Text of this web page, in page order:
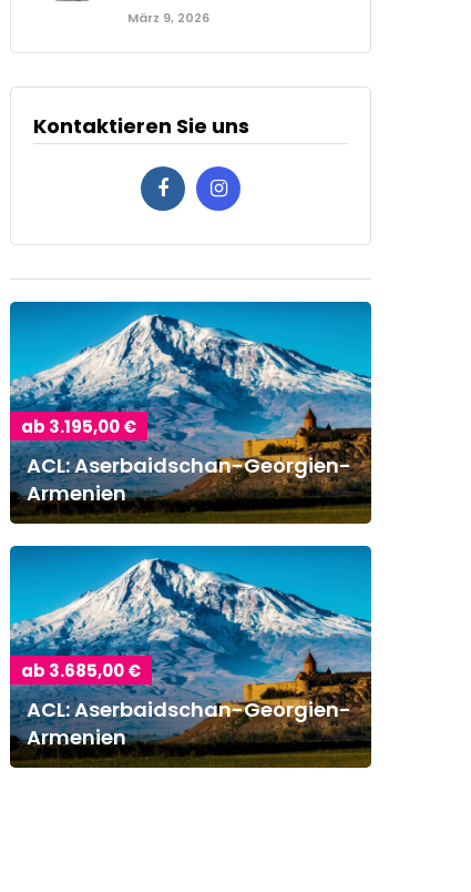
März 9, 2026
Kontaktieren Sie uns
ab 3.195,00 €
ACL: Aserbaidschan-Georgien-
Armenien
ab 3.685,00 €
ACL: Aserbaidschan-Georgien-
Armenien